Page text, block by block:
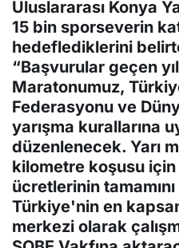
Uluslararası Konya
15 bin sporseverin
hedeflediklerini
“Başvurular geçen
Maratonumuz,
Federasyonu ve
yarışma kurallarına
düzenlenecek. Yarı
kilometre koşusu
ücretlerinin
Türkiye'nin en
merkezi olarak